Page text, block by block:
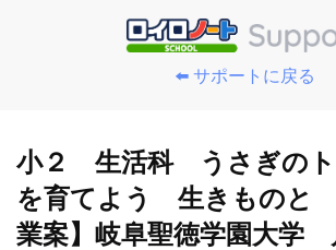
⬅️ サポートに戻る
小２ 生活科 うさぎのト
を育てよう 生きものと
業案】岐阜聖徳学園大学